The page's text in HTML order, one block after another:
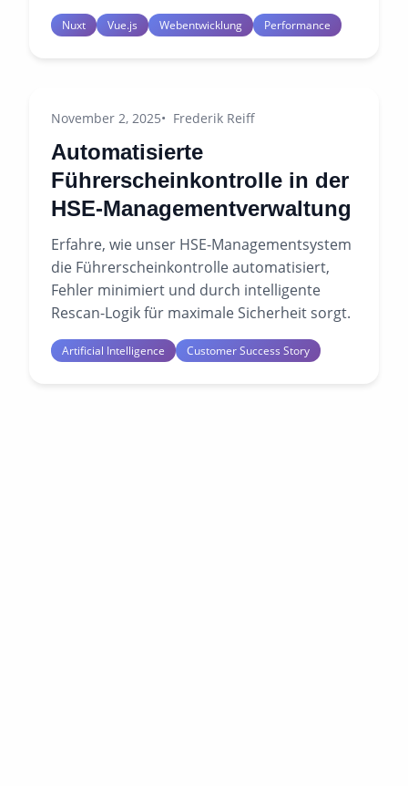
Nuxt Vue.js Webentwicklung Performance
November 2, 2025 Frederik Reiff
Automatisierte
Führerscheinkontrolle in der
HSE-Managementverwaltung
Erfahre, wie unser HSE-Managementsystem
die Führerscheinkontrolle automatisiert,
Fehler minimiert und durch intelligente
Rescan-Logik für maximale Sicherheit sorgt.
Artificial Intelligence Customer Success Story